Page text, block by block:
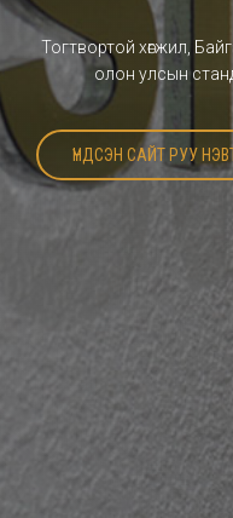
Тогтвортой хөгжил,
олон улсын
ҮНДСЭН САЙТ РУУ